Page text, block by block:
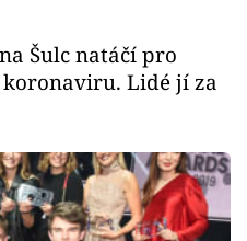
Šulc natáčí pro
Lidé jí za